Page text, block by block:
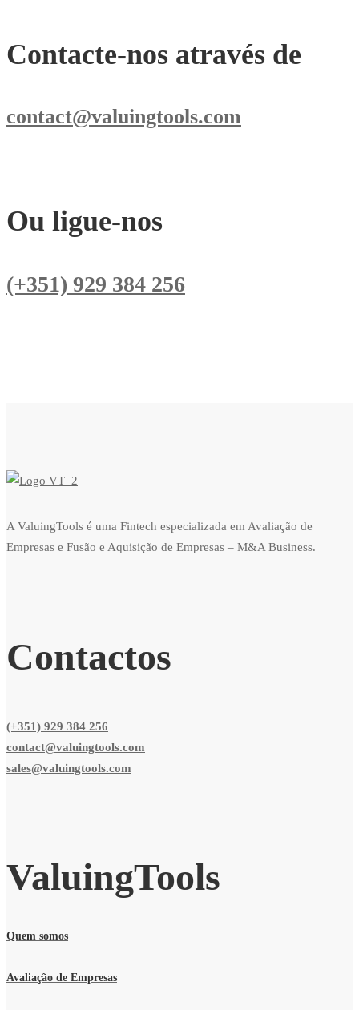
Contacte-nos através de
contact@valuingtools.com
Ou ligue-nos
(+351) 929 384 256
A ValuingTools é uma Fintech especializada em Avaliação de
Empresas e Fusão e Aquisição de Empresas – M&A Business.
Contactos
(+351) 929 384 256
contact@valuingtools.com
sales@valuingtools.com
ValuingTools
Quem somos
Avaliação de Empresas